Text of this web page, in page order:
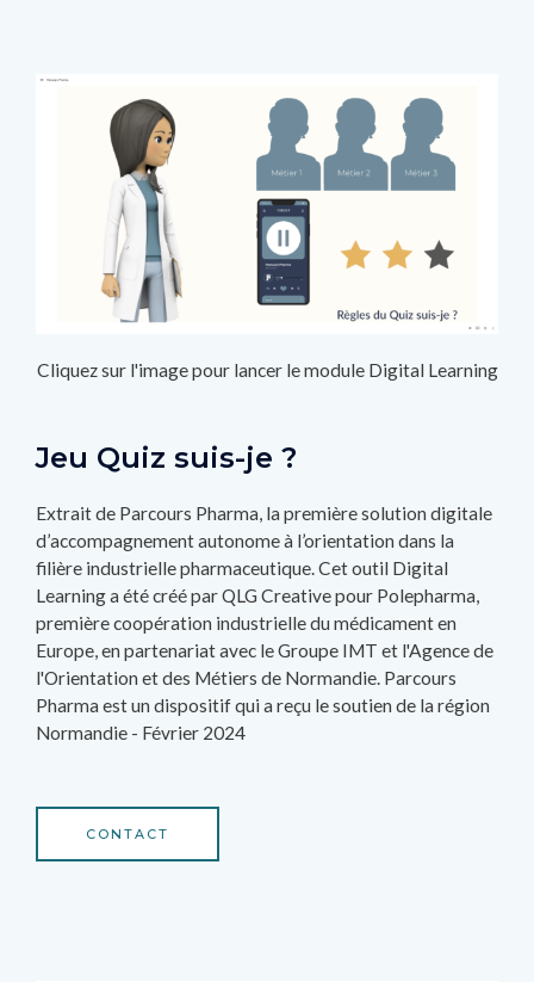
Cliquez sur l'image pour lancer le module Digital Learning
Jeu Quiz suis-je ?
Extrait de Parcours Pharma, la première solution digitale
d’accompagnement autonome à l’orientation dans la
filière industrielle pharmaceutique. Cet outil Digital
Learning a été créé par QLG Creative pour Polepharma,
première coopération industrielle du médicament en
Europe, en partenariat avec le Groupe IMT et l'Agence de
l'Orientation et des Métiers de Normandie. Parcours
Pharma est un dispositif qui a reçu le soutien de la région
Normandie - Février 2024
CONTACT